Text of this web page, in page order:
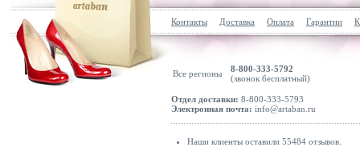
Контакты Доставка Оплата Гарантии
Все регионы
8-800-333-5792
(звонок бесплатный)
Отдел доставки: 8-800-333-5793
Электронная почта: info@artaban.ru
Наши клиенты оставили 55484 отзывов.